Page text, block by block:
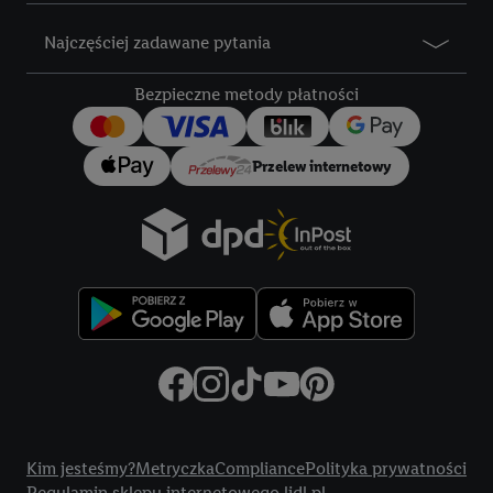
Najczęściej zadawane pytania
Bezpieczne metody płatności
Przelew internetowy
Kim jesteśmy?MetryczkaCompliancePolityka prywatności
zakupowych w usługach Lidl zostaną udostępnione jednemu z
wyżej wymienionych partnerów, aby mógł on analizować
statystyki kampanii reklamowych swoich klientówjako
niezależny administrator danych
Tworzenie spersonalizowanych reklam opiera się na
generowaniu profili, które są również wzbogacane o dane z
innych usług. Obejmuje to łączenie danych (np. dotyczących
korzystania z usług Lidl, zachowań zakupowych w usługach
Lidl, informacji z konta klienta - np. wieku lub płci - a także
dokładnych danych dotyczących lokalizacji), również przez
różne urządzenia końcowe i usługi Lidl, w tym
przechowywanie lub uzyskiwanie dostępu do informacji na
urządzeniach końcowych w celu tworzenia grup docelowych
pomiaru wydajności/skuteczności reklamy, badania grup